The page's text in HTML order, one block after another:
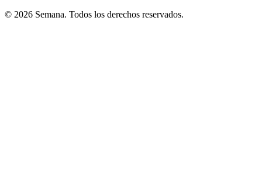
© 2026 Semana. Todos los derechos reservados.